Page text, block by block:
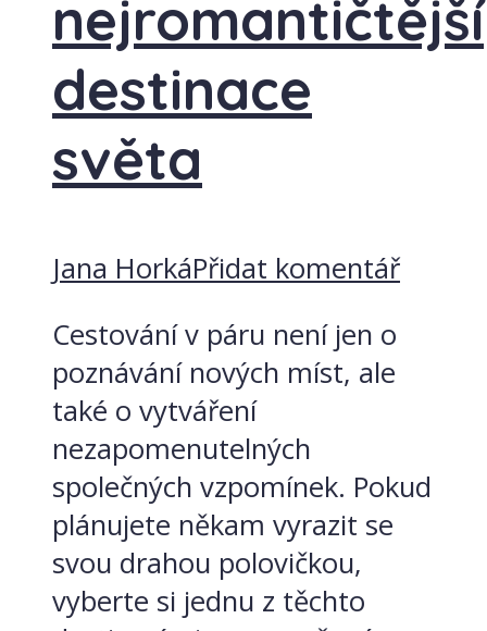
nejromantičtější
destinace
světa
Jana HorkáPřidat komentář
Cestování v páru není jen o
poznávání nových míst, ale
také o vytváření
nezapomenutelných
společných vzpomínek. Pokud
plánujete někam vyrazit se
svou drahou polovičkou,
vyberte si jednu z těchto